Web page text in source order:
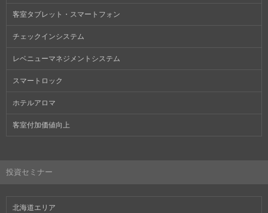
客室タブレット・スマートフォン
チェックインシステム
レベニューマネジメントシステム
スマートロック
ホテルアロマ
客室付加価値向上
投資セミナー
北海道エリア